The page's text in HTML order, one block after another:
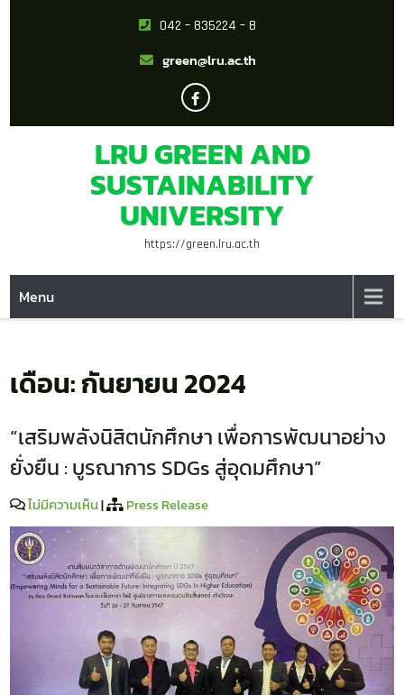
042 – 835224 – 8
green@lru.ac.th
LRU GREEN AND
SUSTAINABILITY
UNIVERSITY
https://green.lru.ac.th
Menu
เดือน:กันยายน 2024
“เสริมพลังนิสิตนักศึกษา เพื่อการพัฒนาอย่าง
ยั่งยืน : บูรณาการ SDGs สู่อุดมศึกษา”
ไม่มีความเห็น| Press Release